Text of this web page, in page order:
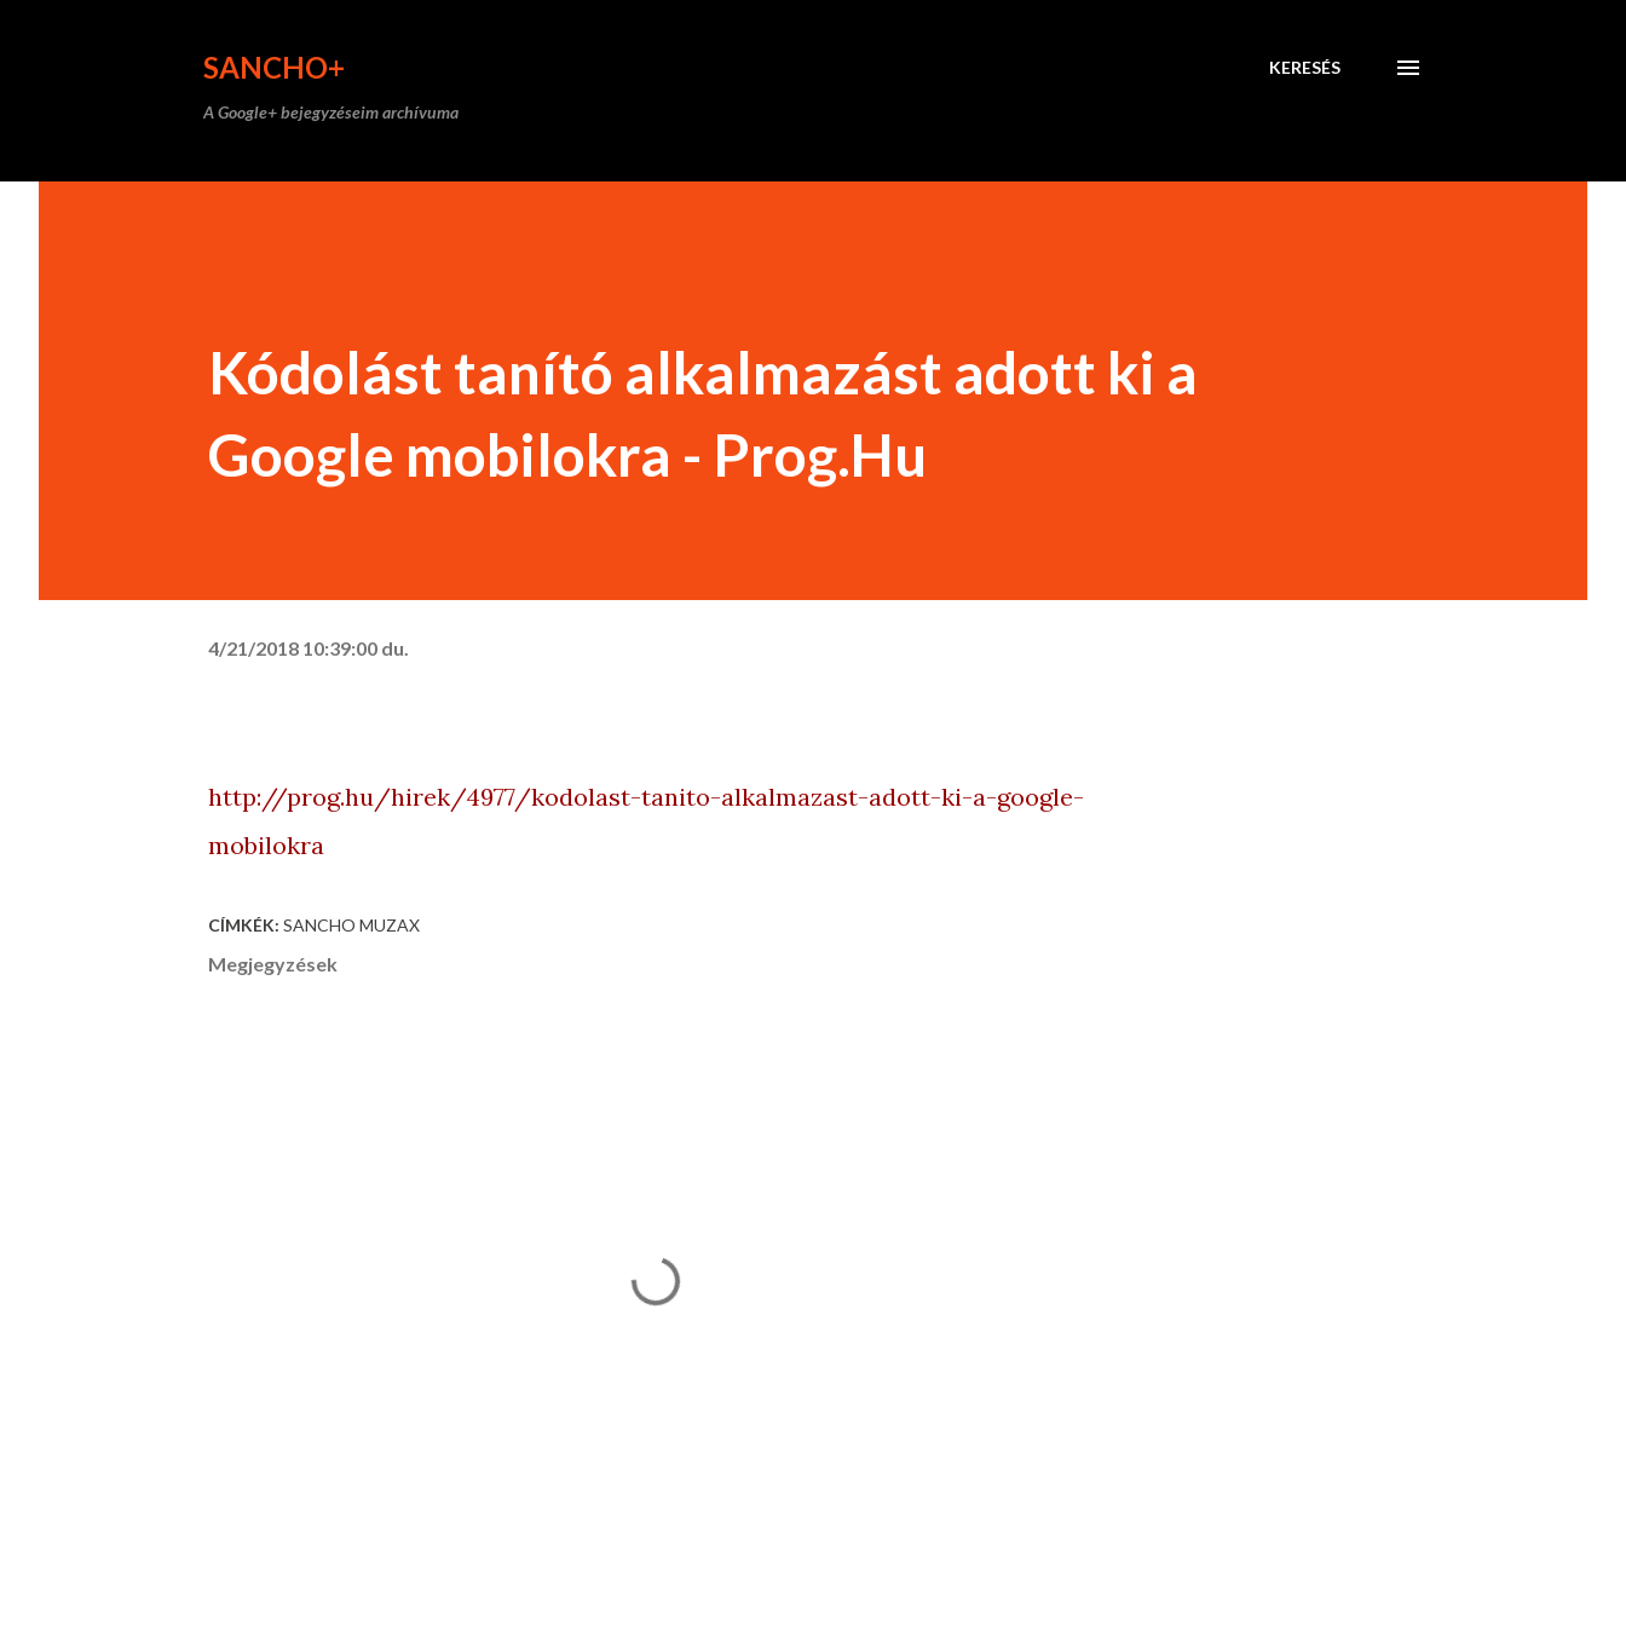
SANCHO+
A Google+ bejegyzéseim archívuma
KERESÉS
Kódolást tanító alkalmazást adott ki a
Google mobilokra - Prog.Hu
4/21/2018 10:39:00 du.
http://prog.hu/hirek/4977/kodolast-tanito-alkalmazast-adott-ki-a-google-
mobilokra
CÍMKÉK: SANCHO MUZAX
Megjegyzések